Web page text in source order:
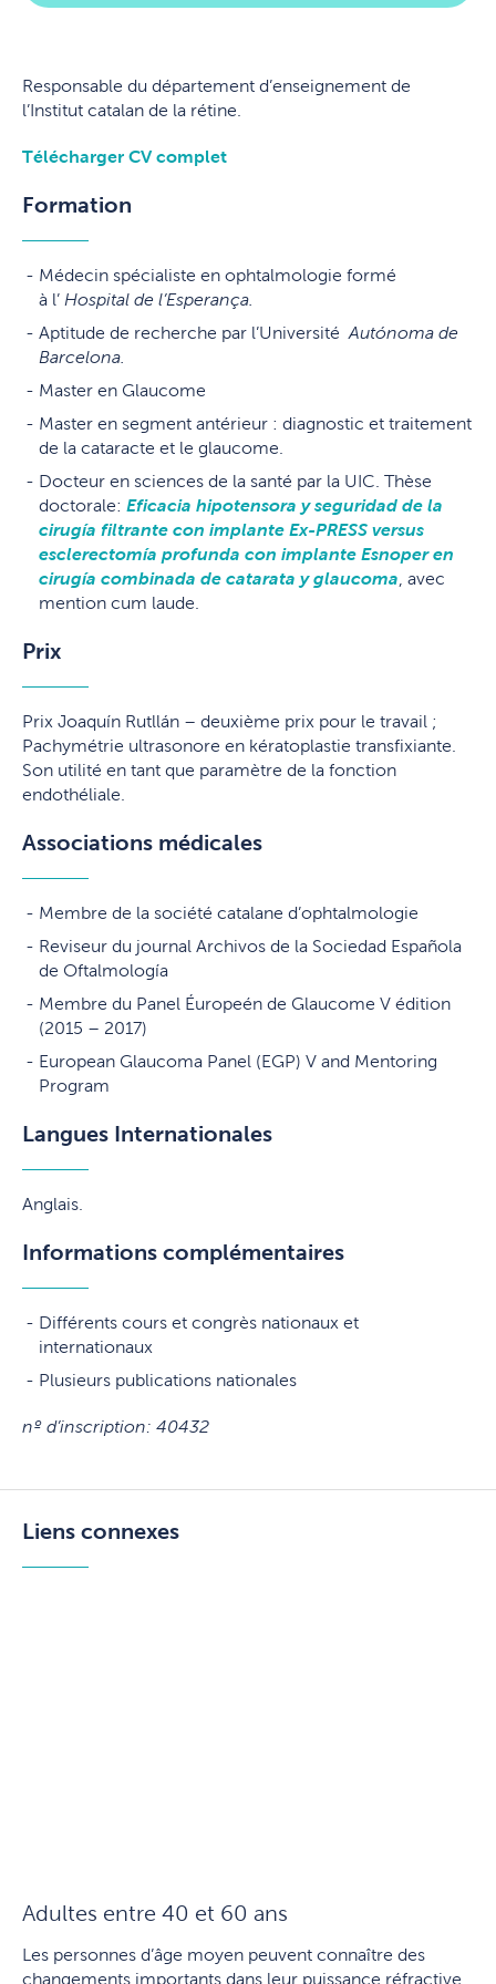
Responsable du département d’enseignement de
l’Institut catalan de la rétine.
Télécharger CV complet
Formation
Médecin spécialiste en ophtalmologie formé
à l’ Hospital de l’Esperança.
Aptitude de recherche par l’Université Autónoma de
Barcelona.
Master en Glaucome
Master en segment antérieur : diagnostic et traitement
de la cataracte et le glaucome.
Docteur en sciences de la santé par la UIC. Thèse
doctorale: Eficacia hipotensora y seguridad de la
cirugía filtrante con implante Ex-PRESS versus
esclerectomía profunda con implante Esnoper en
cirugía combinada de catarata y glaucoma , avec
mention cum laude.
Prix
Prix Joaquín Rutllán – deuxième prix pour le travail ;
Pachymétrie ultrasonore en kératoplastie transfixiante.
Son utilité en tant que paramètre de la fonction
endothéliale.
Associations médicales
Membre de la société catalane d’ophtalmologie
Reviseur du journal Archivos de la Sociedad Española
de Oftalmología
Membre du Panel Éuropeén de Glaucome V édition
(2015 – 2017)
European Glaucoma Panel (EGP) V and Mentoring
Program
Langues Internationales
Anglais
Informations complémentaires
Différents cours et congrès nationaux et
internationaux
Plusieurs publications nationales
nº d’inscription: 40432
Liens connexes
Adultes entre 40 et 60 ans
Les personnes d’âge moyen peuvent connaître des
changements importants dans leur puissance réfractive,